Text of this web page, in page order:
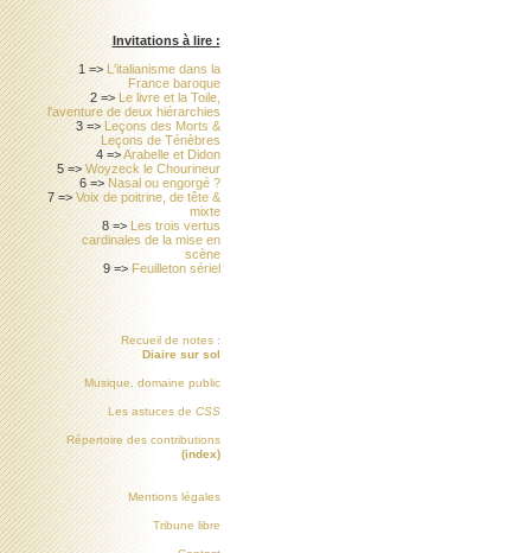
Invitations à lire :
1 => L'italianisme dans la
France baroque
2 => Le livre et la Toile,
l'aventure de deux hiérarchies
3 => Leçons des Morts &
Leçons de Ténèbres
4 =>Arabelle et Didon
5 =>Woyzeck le Chourineur
6 => Nasal ou engorgé ?
7 =>Voix de poitrine, de tête &
mixte
8 => Les trois vertus
cardinales de la mise en
scène
9 => Feuilleton sériel
Recueil de notes :
Diaire sur sol
Musique, domaine public
Les astuces de CSS
Répertoire des contributions
(index)
Mentions légales
Tribune libre